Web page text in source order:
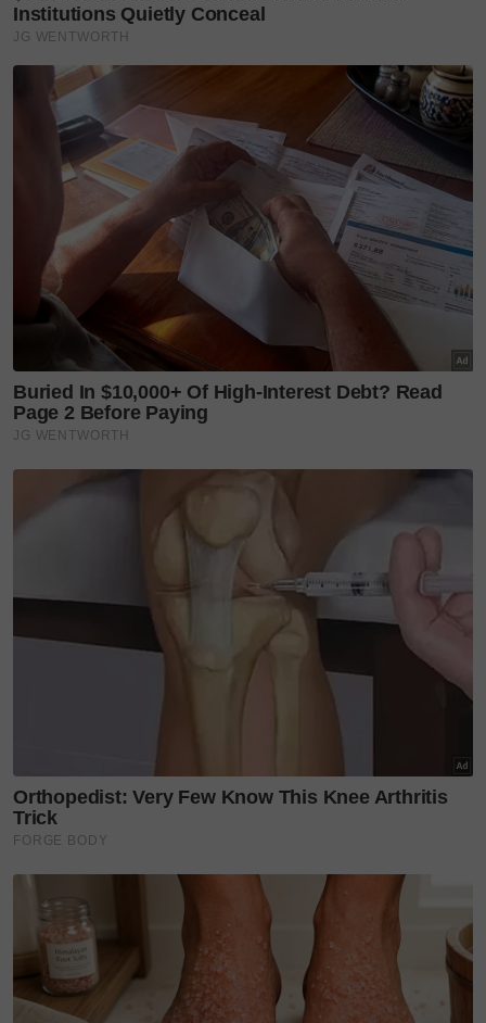
"Dan mummy berharap suatu hari nanti, apabila
kamu menoleh kembali perjalanan hidup mummy,
kamu akan berasa bangga. Bukan kerana mummy
sempurna, tetapi kerana mummy telah berusaha
untuk diri sendiri, untuk dunia, dan lebih-lebih lagi
untuk kamu berdua.
"Sentiasalah ingat, anak-anak perempuan mummy
yang tersayang. Mummy percaya kepada kamu
sepenuh hati. Tiada yang mustahil untuk kamu.
"Kamu adalah anugerah terindah dalam hidup
mummy," kongsinya.
Majlis yang berlangsung di Royal Albert Hall itu
Perkongsian tersebut turut dibanjiri ucapan tahniah
daripada warga maya yang tumpang gembira
Sekadar info, Dr Amalina mula dikenali ramai
selepas mencipta sejarah memperoleh 17A1 dan
menjadikannya antara pelajar paling cemerlang
dalam sejarah pendidikan negara.